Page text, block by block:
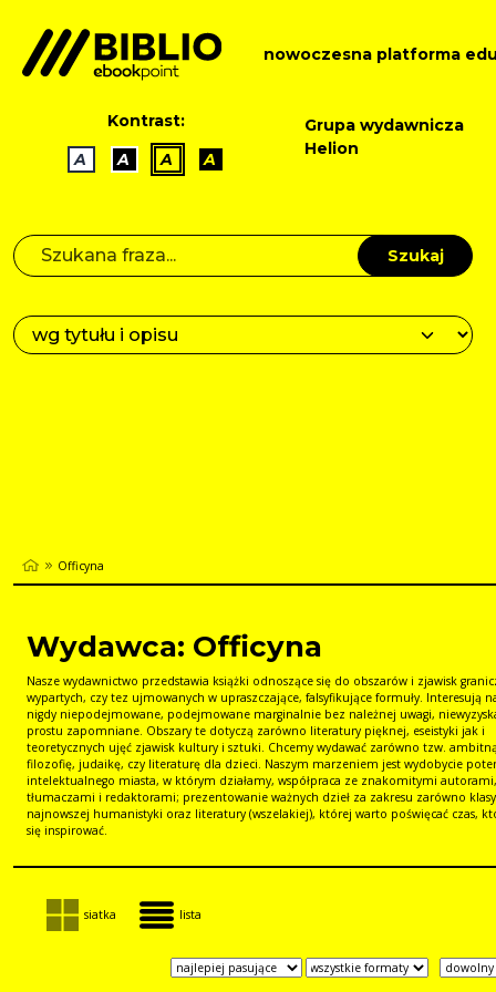
nowoczesna platforma
Kontrast:
A
A A A
Grupa wydawnicza
Helion
Szukaj
Officyna
Wydawca: Officyna
Nasze wydawnictwo przedstawia książki odnoszące się do obszarów i zjawisk
wypartych, czy tez ujmowanych w upraszczające, falsyfikujące formuły. Interesują
nigdy niepodejmowane, podejmowane marginalnie bez należnej uwagi,
prostu zapomniane. Obszary te dotyczą zarówno literatury pięknej, eseistyki jak i
teoretycznych ujęć zjawisk kultury i sztuki. Chcemy wydawać zarówno tzw.
filozofię, judaikę, czy literaturę dla dzieci. Naszym marzeniem jest wydobycie
intelektualnego miasta, w którym działamy, współpraca ze znakomitymi autorami,
tłumaczami i redaktorami; prezentowanie ważnych dzieł za zakresu zarówno
najnowszej humanistyki oraz literatury (wszelakiej), której warto poświęcać czas,
się inspirować.
siatka lista